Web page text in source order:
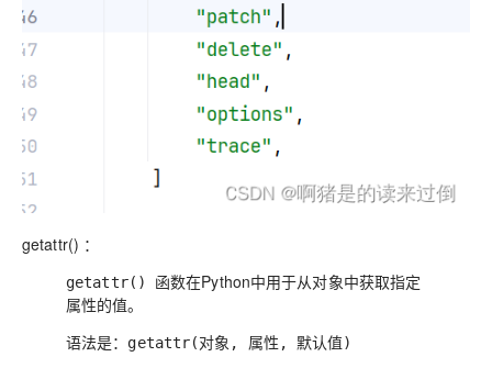
getattr() ：
getattr() 函数在Python中用于从对象中获取指定
属性的值。
语法是： getattr(对象, 属性, 默认值)